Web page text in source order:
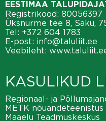
EESTIMAA
Registrikood: 80056397
Üksnurme tee 8, Saku,
Tel: +372 604 1783
E-post: info@taluliit.ee
Veebileht:
KASULIKUD
Regionaal- ja
METK nõuandeteenistus
Maaelu Teadmuskeskus